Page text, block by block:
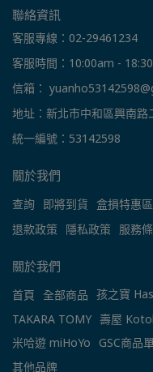
聯絡資訊
客服專線：02-29461234
客服時間：10:00am -
信箱：
地址：新北市中和區興南
統一編號：53142598
關於我們
查詢 即將到貨 盒損特惠區
退款政策 隱私政策 服務
關於我們
首頁 全部商品 孩之寶
TAKARA TOMY 壽屋
米哈遊 miHoYo GSC商品
其他品牌